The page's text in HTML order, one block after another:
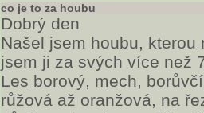
co je to za houbu
Dobrý den
Našel jsem houbu,
jsem ji za svých více než
Les borový, mech,
růžová až oranžová, na